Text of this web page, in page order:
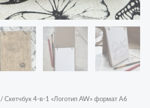
/ Скетчбук 4-в-1 «Логотип AW» формат А6